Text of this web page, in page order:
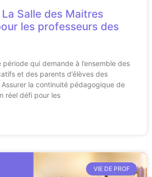
Salle des Maitres
les professeurs des
période qui demande à l’ensemble des
et des parents d’élèves des
la continuité pédagogique de
réel défi pour les
VIE DE PROF